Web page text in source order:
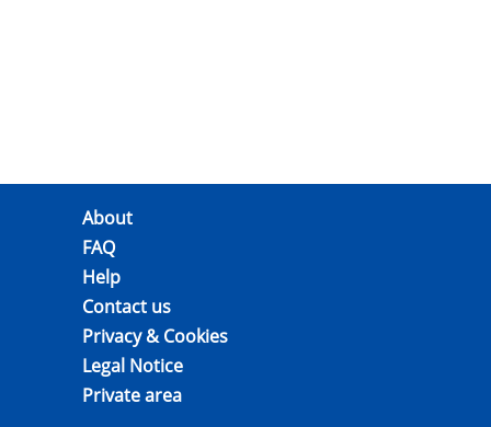
About
FAQ
Help
Contact us
Privacy & Cookies
Legal Notice
Private area